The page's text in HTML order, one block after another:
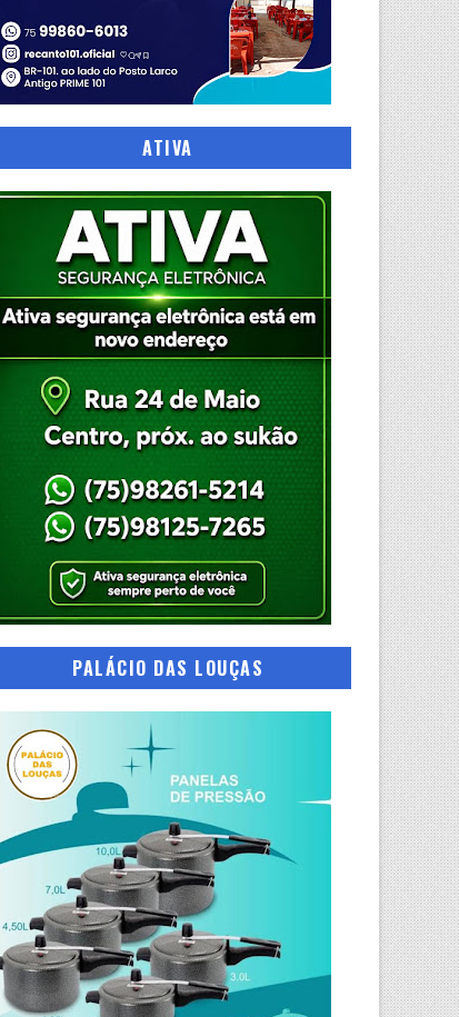
ATIVA
PALÁCIO DAS LOUÇAS